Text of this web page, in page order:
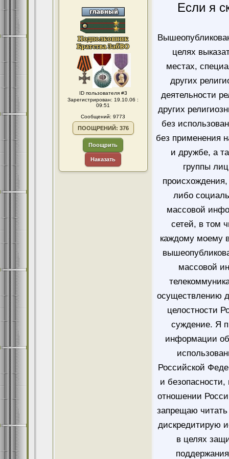
ID пользователя #3
Зарегистрирован: 19.10.06 :
09:51
Сообщений: 9773
ПООЩРЕНИЙ: 376
Поощрить
Наказать
Если я
целях
местах,
других
деятельности
других
без
без применения
и дружбе, а
группы
либо
массовой
сетей, в том
каждому моему
массовой
осуществлению
целостности
суждение. Я
информации
Российской
и безопасности,
отношении
запрещаю читать
дискредитирую
в целях